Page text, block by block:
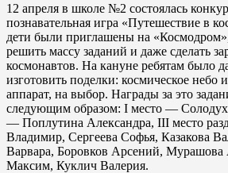
12 апреля в школе №2 состоялась
познавательная игра «Путешествие в
дети были приглашены на
решить массу заданий и даже сделать
космонавтов. На кануне ребятам было
изготовить поделки: космическое небо
аппарат, на выбор. Награды за это
следующим образом: I место —
— Поплутина Александра, III место
Владимир, Сергеева Софья, Казакова
Варвара, Боровков Арсений,
Максим, Куклич Валерия.